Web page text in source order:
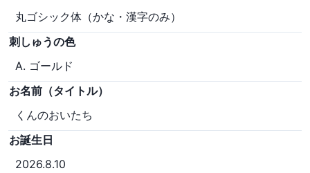
丸ゴシック体（かな・漢字のみ）
刺しゅうの色
A. ゴールド
お名前（タイトル）
くんのおいたち
お誕生日
2026.8.10